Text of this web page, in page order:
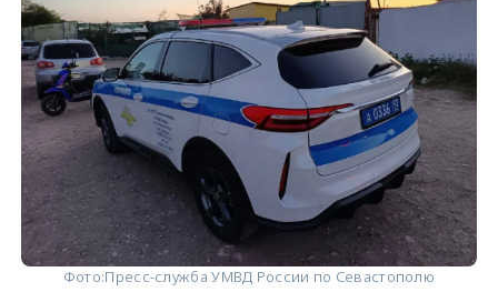
Фото:Пресс-служба УМВД России по Севастополю